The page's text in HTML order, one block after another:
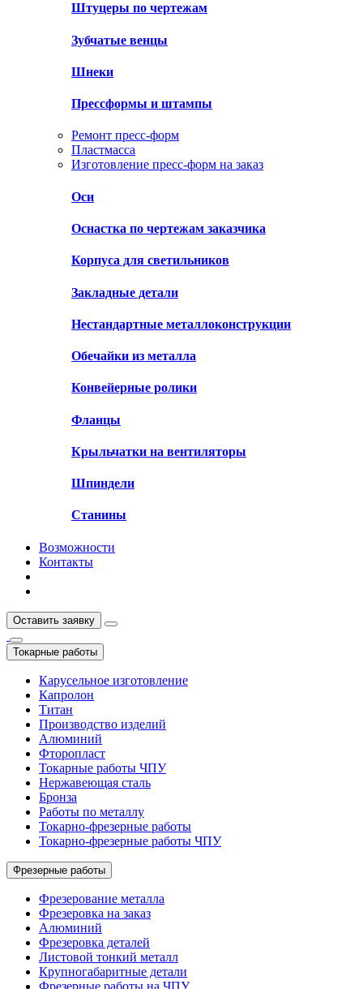
Штуцеры по чертежам
Зубчатые венцы
Шнеки
Прессформы и штампы
Ремонт пресс-форм
Пластмасса
Изготовление пресс-форм на заказ
Оси
Оснастка по чертежам заказчика
Корпуса для светильников
Закладные детали
Нестандартные металлоконструкции
Обечайки из металла
Конвейерные ролики
Фланцы
Крыльчатки на вентиляторы
Шпиндели
Станины
Возможности
Контакты
Оставить заявку
Токарные работы
Карусельное изготовление
Капролон
Титан
Производство изделий
Алюминий
Фторопласт
Токарные работы ЧПУ
Нержавеющая сталь
Бронза
Работы по металлу
Токарно-фрезерные работы
Токарно-фрезерные работы ЧПУ
Фрезерные работы
Фрезерование металла
Фрезеровка на заказ
Алюминий
Фрезеровка деталей
Листовой тонкий металл
Крупногабаритные детали
Фрезерные работы на ЧПУ